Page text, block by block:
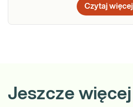
Czytaj więcej
Jeszcze więcej